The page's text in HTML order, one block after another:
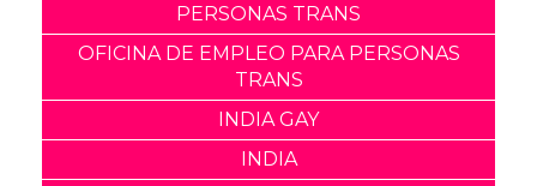
PERSONAS TRANS
OFICINA DE EMPLEO PARA PERSONAS
TRANS
INDIA GAY
INDIA